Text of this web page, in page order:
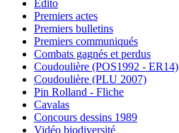
Edito
Premiers actes
Premiers bulletins
Premiers communiqués
Combats gagnés et perdus
Coudoulière (POS1992 - ER14)
Coudoulière (PLU 2007)
Pin Rolland - Fliche
Cavalas
Concours dessins 1989
Vidéo biodiversité